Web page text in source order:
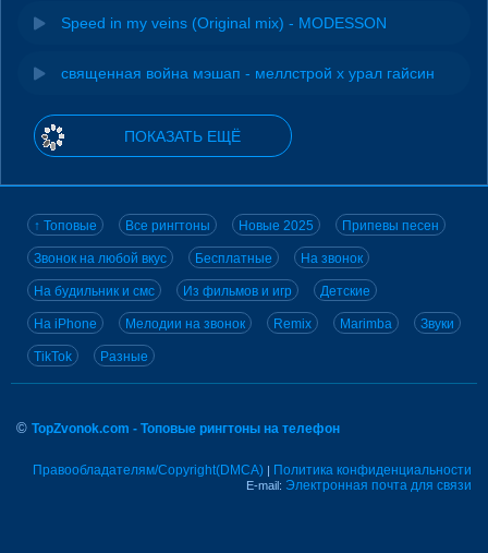
Speed in my veins (Original mix) - MODESSON
священная война мэшап - меллстрой х урал гайсин
ПОКАЗАТЬ ЕЩЁ
↑ Топовые Все рингтоны Новые 2025 Припевы песен
Звонок на любой вкус Бесплатные На звонок
На будильник и смс Из фильмов и игр Детские
На iPhone Мелодии на звонок Remix Marimba Звуки
TikTok Разные
© TopZvonok.com - Топовые рингтоны на телефон
Правообладателям/Copyright(DMCA) | Политика конфиденциальности
E-mail: Электронная почта для связи